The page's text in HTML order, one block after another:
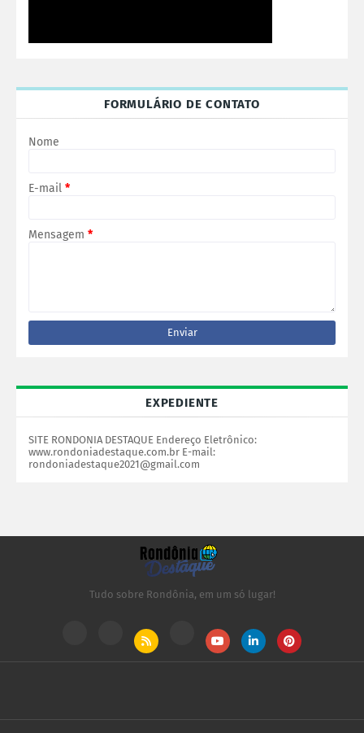
FORMULÁRIO DE CONTATO
Nome
E-mail *
Mensagem *
EXPEDIENTE
SITE RONDONIA DESTAQUE Endereço Eletrônico:
www.rondoniadestaque.com.br E-mail:
rondoniadestaque2021@gmail.com
Tudo sobre Rondônia, em um só lugar!